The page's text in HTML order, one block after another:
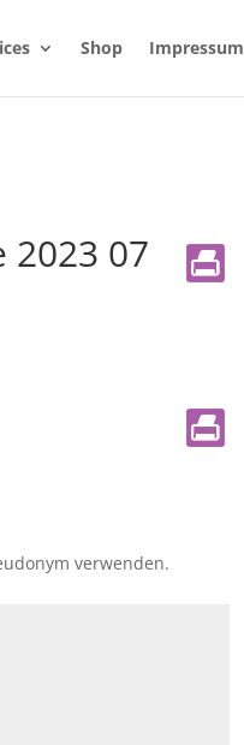
Shop Impressum
07
verwenden.